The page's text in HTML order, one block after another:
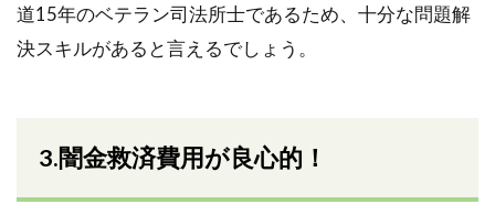
道15年のベテラン司法所士であるため、十分な問題解
決スキルがあると言えるでしょう。
3.闇金救済費用が良心的！